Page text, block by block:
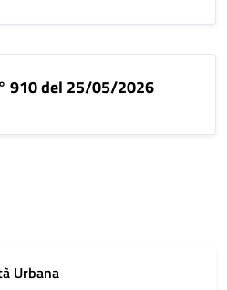
910 del 25/05/2026
Urbana